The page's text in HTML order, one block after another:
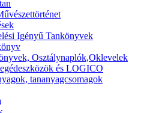
Igényű Tankönyvek
Osztálynaplók,Oklevelek
és LOGICO
tananyagcsomagok